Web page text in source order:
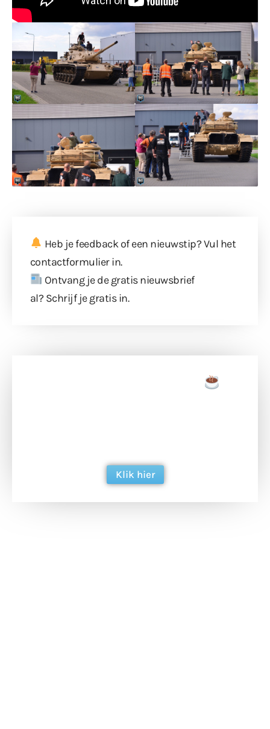
Heb je feedback of een nieuwstip? Vul het
contactformulierin.
Ontvang je de gratis nieuwsbrief
al? Schrijf je gratis in.
Klik hier